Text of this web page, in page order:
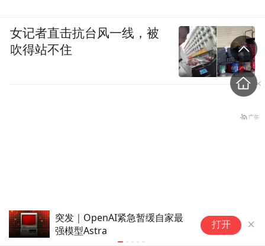
再次炸场，梁文锋的克制与代价 打开
女记者直击抗台风一线，被
吹得站不住